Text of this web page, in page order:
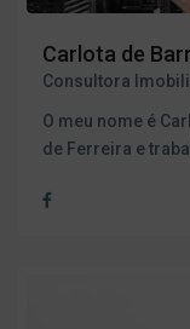
Carlota de
Consultora
O meu nome é
de Ferreira e